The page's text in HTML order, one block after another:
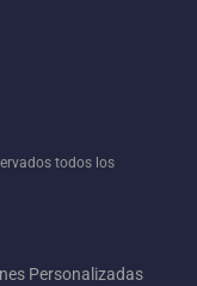
todos los
Personalizadas